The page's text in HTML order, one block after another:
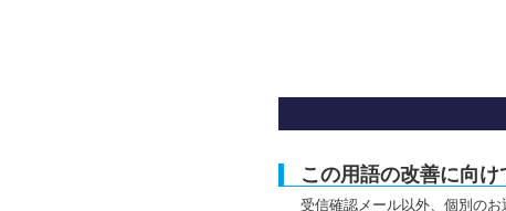
この用語の改善に向け
受信確認メール以外、個別のお